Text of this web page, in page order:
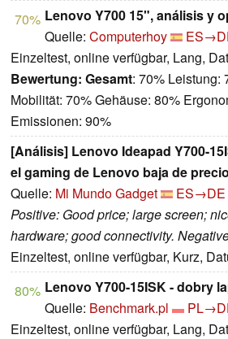
70% Lenovo Y700 15", análisis y
Quelle: Computerhoy
Einzeltest, online verfügbar, Lang,
Bewertung: Gesamt: 70% Leistung:
Mobilität: 70% Gehäuse: 80%
Emissionen: 90%
[Análisis] Lenovo Ideapad Y700-
el gaming de Lenovo baja de precio
Quelle: Mi Mundo Gadget ES→DE
Positive: Good price; large screen;
hardware; good connectivity.
Einzeltest, online verfügbar, Kurz,
80% Lenovo Y700-15ISK - dobry
Quelle: Benchmark.pl
Einzeltest, online verfügbar, Lang,